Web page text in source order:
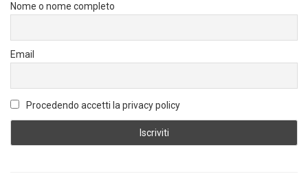
Nome o nome completo
Email
Procedendo accetti la privacy policy